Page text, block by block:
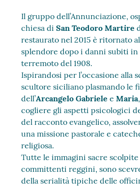
Il gruppo dell’Annunciazione,
chiesa diSan Teodoro Martire
restaurato nel 2015 è ritornato
splendore dopo i danni subiti in
terremoto del 1908.
Ispirandosi per l’occasione alla
scultore siciliano plasmando le
dell’Arcangelo Gabriele eMaria
cogliere gli aspetti psicologici
del racconto evangelico,
una missione pastorale e
religiosa.
Tutte le immagini sacre
committenti reggini, sono
della serialità tipiche delle